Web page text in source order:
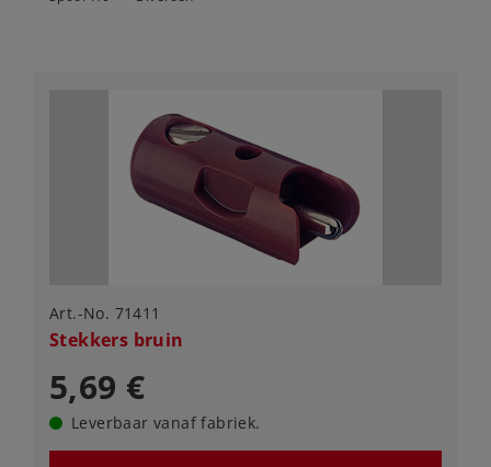
Art.-No. 71411
Stekkers bruin
5,69 €
Leverbaar vanaf fabriek.